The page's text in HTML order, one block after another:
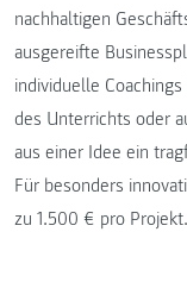
nachhaltigen
ausgereifte
individuelle
des Unterrichts oder
aus einer Idee ein
Für besonders
zu 1.500 € pro Projekt.